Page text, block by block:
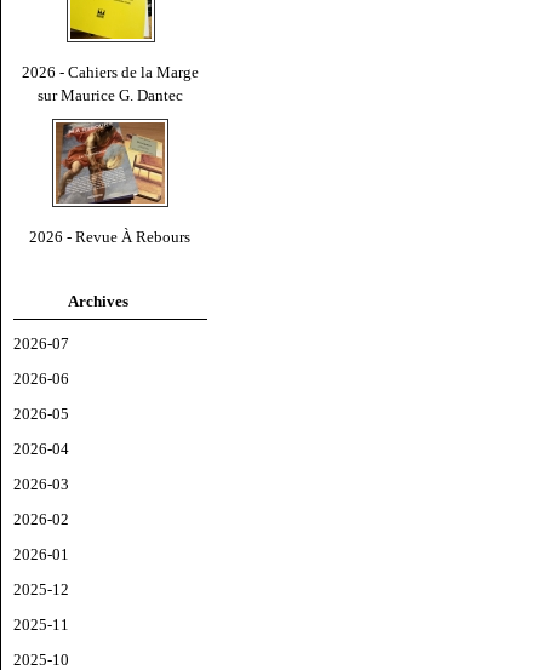
2026 - Cahiers de la Marge
sur Maurice G. Dantec
2026 - Revue À Rebours
Archives
2026-07
2026-06
2026-05
2026-04
2026-03
2026-02
2026-01
2025-12
2025-11
2025-10